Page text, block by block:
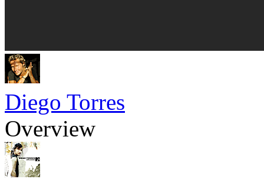
Diego Torres
Overview